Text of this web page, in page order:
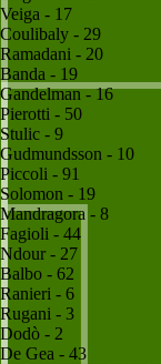
Veiga - 17
Coulibaly - 29
Ramadani - 20
Banda - 19
Gandelman - 16
Pierotti - 50
Stulic - 9
Gudmundsson - 10
Piccoli - 91
Solomon - 19
Mandragora - 8
Fagioli - 44
Ndour - 27
Balbo - 62
Ranieri - 6
Rugani - 3
Dodò - 2
De Gea - 43